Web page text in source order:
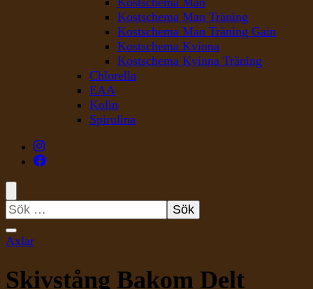
Kostschema Man Träning
Kostschema Man Träning Gain
Kostschema Kvinna
Kostschema Kvinna Träning
Chlorella
EAA
Kolin
Spirulina
Sök
efter:
Axlar
Skivstång Bakom Delt